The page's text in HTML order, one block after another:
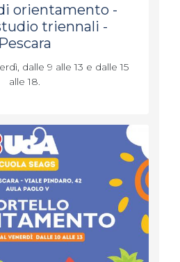
orientamento -
triennali -
Pescara
dalle 9 alle 13 e dalle 15
alle 18.